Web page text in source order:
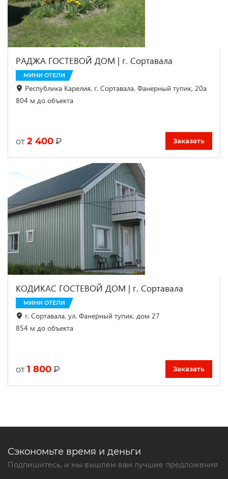
РАДЖА ГОСТЕВОЙ ДОМ | г. Сортавала
МИНИ ОТЕЛИ
Республика Карелия, г. Сортавала, Фанерный тупик, 20а
804 м до объекта
от 2 400 ₽ Заказать
КОДИКАС ГОСТЕВОЙ ДОМ | г. Сортавала
МИНИ ОТЕЛИ
г. Сортавала, ул. Фанерный тупик, дом 27
854 м до объекта
от 1 800 ₽ Заказать
Сэкономьте время и деньги
Подпишитесь, и мы вышлем вам лучшие предложения